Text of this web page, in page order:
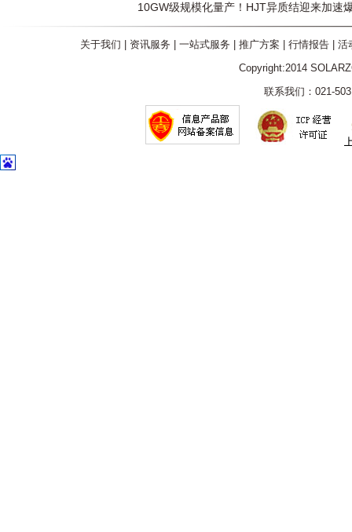
10GW级规模化量产！HJT异质结迎来加速
关于我们 资讯服务 一站式服务 推广方案 行情报告| 活
Copyright:2014
联系我们：021-